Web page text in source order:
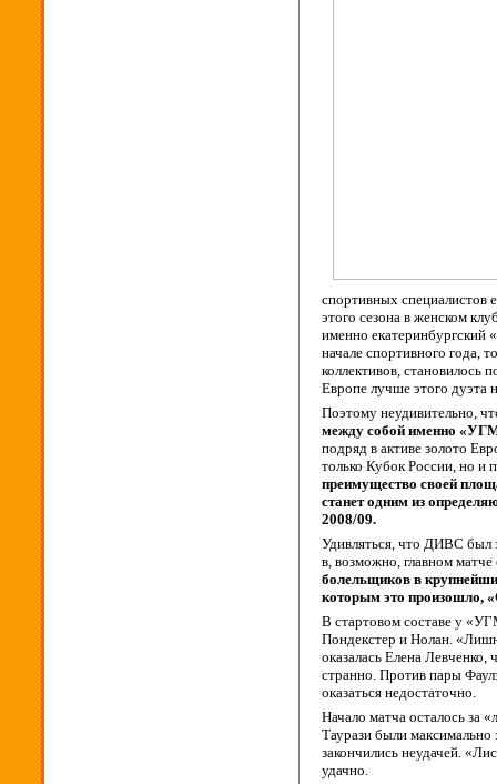
спортивных специалистов
этого сезона в женском
именно
начале спортивного года,
коллективов, становилось
Европе лучше этого дуэта
Поэтому неудивительно,
между собой именно
подряд в активе золото
только Кубок России, но и
преимущество своей
станет одним из
2008/09.
Удивляться, что ДИВС был
в, возможно, главном
болельщиков в
которым это произошло,
В стартовом составе у
Пондекстер и Нолан.
оказалась Елена Левченко,
странно. Против пары
оказаться недостаточно.
Начало матча осталось за
Таурази были максимально
закончились неудачей.
удачно.